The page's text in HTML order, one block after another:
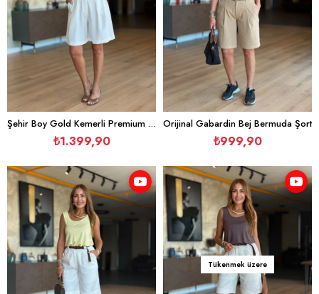
Şehir Boy Gold Kemerli Premium Beyaz Şort
₺1.399,90
Orijinal Gabardin Bej Bermuda Şort
₺999,90
Tükenmek üzere